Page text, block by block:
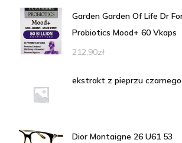
Garden Garden Of Life Dr
Probiotics Mood+ 60 Vkaps
212,90zł
ekstrakt z pieprzu czarnego
Dior Montaigne 26 U61 53